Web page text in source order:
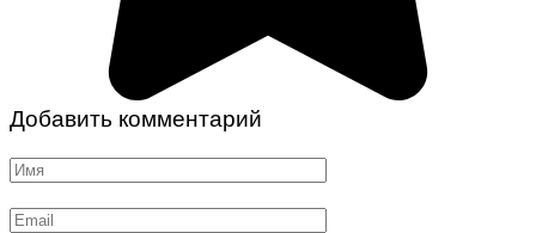
Добавить комментарий
Имя
Email